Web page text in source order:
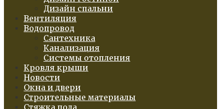
Дизайн спальни
Вентиляция
Водопровод
Сантехника
Канализация
Системы отопления
Кровля крыши
Новости
Окна и двери
Строительные материалы
Стяжка пола